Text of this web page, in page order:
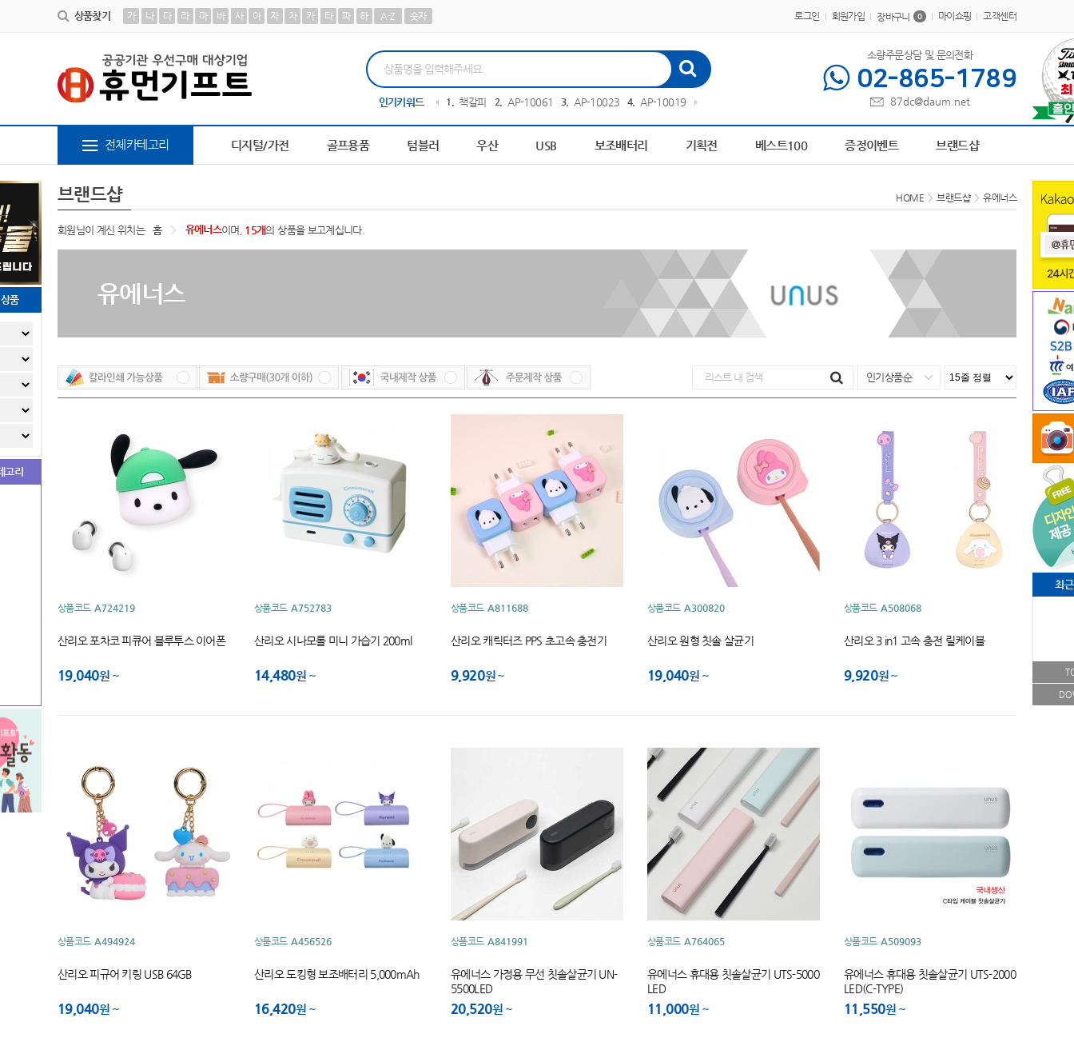
상품찾기 가 나 다 라 마 바 사 아 자 차 카 타 파 하 A-Z 숫자 로그인 회원가입 장바구니 0 마이쇼핑 고객센터
인기키워드
6 브론즈하우스7 10 AP-100209 1 책갈피 2 AP-100611 3 AP-100239 4 AP-100194 5 AP-1006388 AP-1006169 AP-
소량주문상담 및 문의전화
02-865-1789
87dc@daum.net
전체카테고리 디지털/가전 골프용품 텀블러 우산 USB 보조배터리 기획전 베스트100 증정이벤트 브랜드샵
품
고리
최
브랜드샵 HOME > 브랜드샵 > 유에너스
회원님이 계신 위치는 홈 유에너스이며, 15개의 상품을 보고계십니다.
유에너스
인기상품순
상품코드 A724219
산리오 포차코 피큐어 블루투스 이어폰
19,040원
상품코드 A752783
산리오 시나모롤 미니 가습기 200ml
14,480원
상품코드 A811688
산리오 캐릭터즈 PPS 초고속 충전기
9,920원
상품코드 A300820
산리오 원형 칫솔 살균기
19,040원
상품코드 A508068
산리오 3 in1 고속 충전 릴케이블
9,920원
상품코드 A494924
산리오 피규어 키링 USB 64GB
19,040원
상품코드 A456526
산리오 도킹형 보조배터리 5,000mAh
16,420원
상품코드 A841991
유에너스 가정용 무선 칫솔살균기 UN-
5500LED
20,520원
상품코드 A764065
유에너스 휴대용 칫솔살균기 UTS-5000
LED
11,000원
상품코드 A509093
유에너스 휴대용 칫솔살균기 UTS-2000
LED(C-TYPE)
11,550원